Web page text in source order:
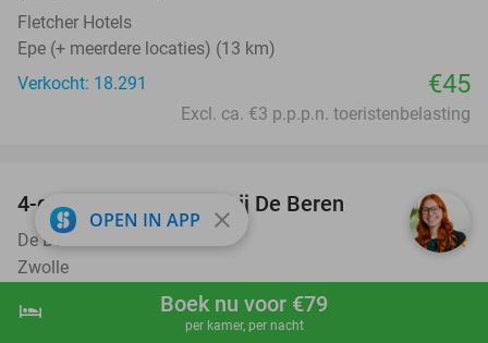
shopping_cart Boek nu
hotel Boek nu voor €79
per kamer, per nacht
Fletcher Hotels
Epe (+ meerdere locaties) (13 km)
Verkocht: 18.291
€45
Excl. ca. €3 p.p.p.n. toeristenbelasting
46%
4-gangen keuzediner bij De Beren
De Beren Zwolle 9.2star
Zwolle
Verkocht: 1.327
OPEN IN APP close